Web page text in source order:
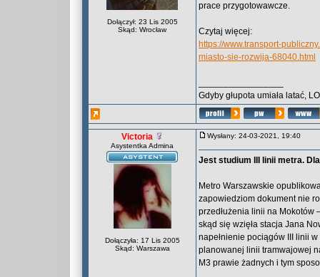
Dołączył: 23 Lis 2005
Skąd: Wrocław
prace przygotowawcze.
Czytaj więcej:
https://www.transport-
miasto-sie-rozwija-68040.html
Gdyby głupota umiała latać,
Victoria
Asystentka Admina
Dołączyła: 17 Lis 2005
Skąd: Warszawa
Wysłany: 24-03-2021, 19:40
Jest studium III linii metra.
Metro Warszawskie
zapowiedziom dokument nie
przedłużenia linii na Mokotów
skąd się wzięła stacja Jana
napełnienie pociągów III linii
planowanej linii tramwajowej
M3 prawie żadnych i tym